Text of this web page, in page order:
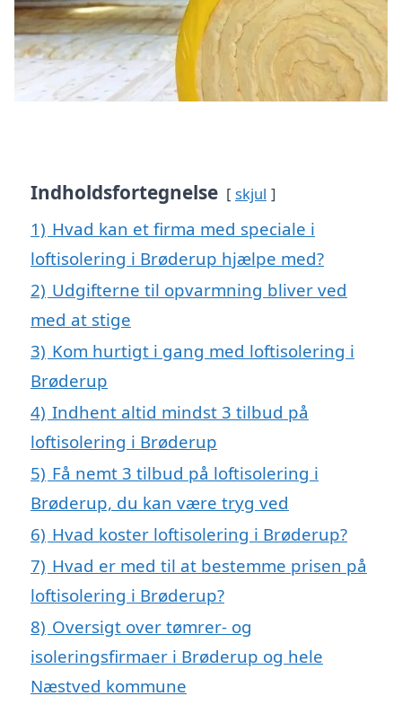
Indholdsfortegnelse skjul
1) Hvad kan et firma med speciale i
loftisolering i Brøderup hjælpe med?
2) Udgifterne til opvarmning bliver ved
med at stige
3) Kom hurtigt i gang med loftisolering i
Brøderup
4) Indhent altid mindst 3 tilbud på
loftisolering i Brøderup
5) Få nemt 3 tilbud på loftisolering i
Brøderup, du kan være tryg ved
6) Hvad koster loftisolering i Brøderup?
7) Hvad er med til at bestemme prisen på
loftisolering i Brøderup?
8) Oversigt over tømrer- og
isoleringsfirmaer i Brøderup og hele
Næstved kommune